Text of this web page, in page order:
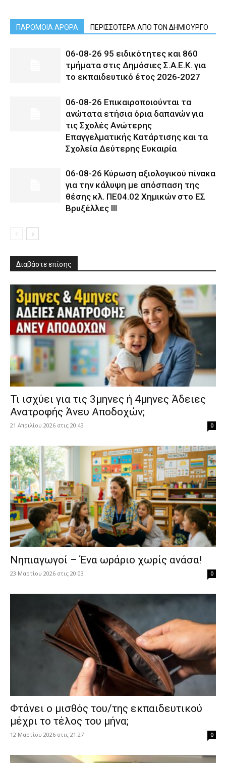
ΠΑΡΟΜΟΙΑ ΑΡΘΡΑ ΠΕΡΙΣΣΟΤΕΡΑ ΑΠΟ ΤΟΝ ΔΗΜΙΟΥΡΓΟ
06-08-26 95 ειδικότητες και 860
τμήματα στις Δημόσιες Σ.Α.Ε.Κ. για
το εκπαιδευτικό έτος 2026-2027
06-08-26 Επικαιροποιούνται τα
ανώτατα ετήσια όρια δαπανών για
τις Σχολές Ανώτερης
Επαγγελματικής Κατάρτισης και τα
Σχολεία Δεύτερης Ευκαιρία
06-08-26 Κύρωση αξιολογικού πίνακα
για την κάλυψη με απόσπαση της
θέσης κλ. ΠΕ04.02 Χημικών στο ΕΣ
Βρυξέλλες ΙΙΙ
Διαβάστε επίσης
​Τι ισχύει για τις 3μηνες ή 4μηνες Άδειες
Ανατροφής Άνευ Αποδοχών;
21 Απριλίου 2026 στις 20:43 0
Νηπιαγωγοί – Ένα ωράριο χωρίς ανάσα!
23 Μαρτίου 2026 στις 20:03 0
Φτάνει ο μισθός του/της εκπαιδευτικού
μέχρι το τέλος του μήνα;
12 Μαρτίου 2026 στις 21:27 0